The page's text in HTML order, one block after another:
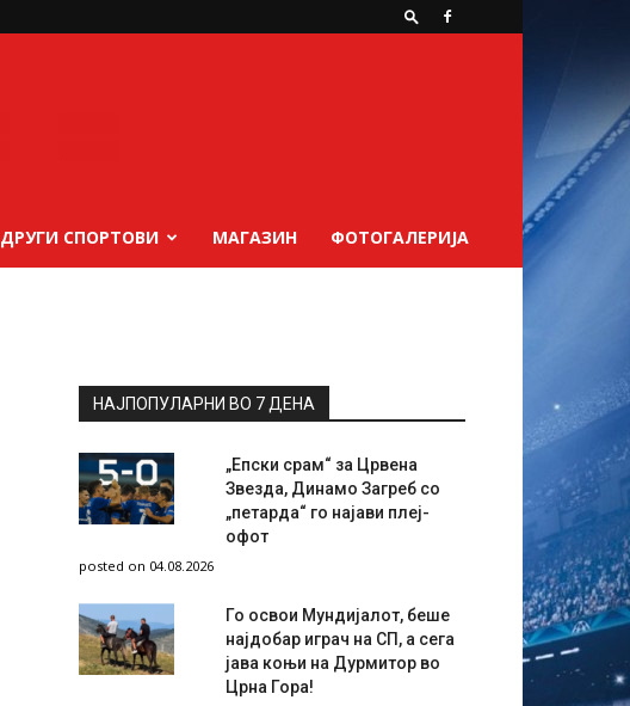
ДРУГИ СПОРТОВИ МАГАЗИН ФОТОГАЛЕРИЈА
НАЈПОПУЛАРНИ ВО 7 ДЕНА
„Епски срам“ за Црвена
Звезда, Динамо Загреб со
„петарда“ го најави плеј-
офот
posted on 04.08.2026
Го освои Мундијалот, беше
најдобар играч на СП, а сега
јава коњи на Дурмитор во
Црна Гора!